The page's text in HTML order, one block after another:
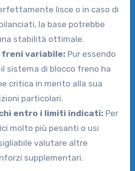
lisce o in caso di
la base potrebbe
stabilità ottimale.
freni variabile: Pur essendo
sistema di blocco freno ha
critica in merito alla sua
particolari.
entro i limiti indicati: Per
molto più pesanti o usi
valutare altre
supplementari.